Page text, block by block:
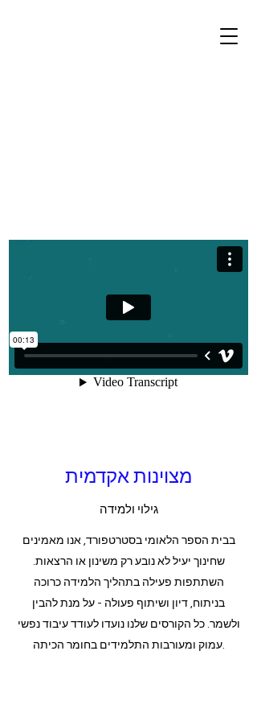
מצוינות אקדמית
גילוי ולמידה
בבית הספר הלאומי בסטרטפורד, אנו מאמינים
שחינוך יעיל לא נובע רק משינון או הרצאות.
השתתפות פעילה בתהליך הלמידה כרוכה
בניתוח, דיון ושיתוף פעולה - על מנת להבין
ולשמר. כל הקורסים שלנו נועדו לעודד עיבוד נפשי
עמוק ומעורבות התלמידים בחומר הכיתה.